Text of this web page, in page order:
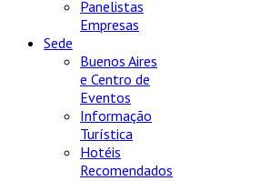
Panelistas
Empresas
Sede
Buenos Aires
e Centro de
Eventos
Informação
Turística
Hotéis
Recomendados